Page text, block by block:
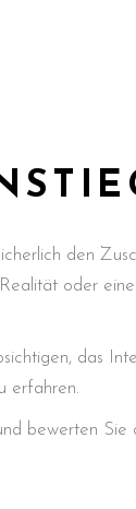
den
oder
das
erfahren.
bewerten Sie